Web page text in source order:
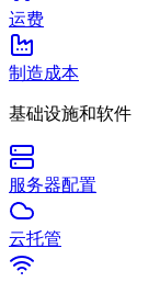
运费
制造成本
基础设施和软件
服务器配置
云托管